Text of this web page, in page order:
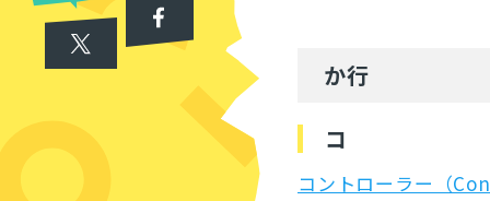
か行
コ
コントローラー（